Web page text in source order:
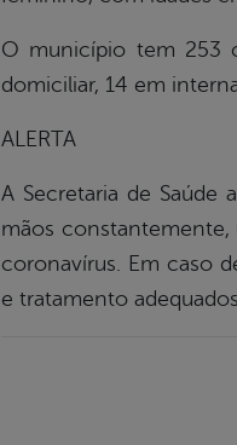
O município tem 253
domiciliar, 14 em
ALERTA
A Secretaria de Saúde
mãos
coronavírus. Em caso
e tratamento